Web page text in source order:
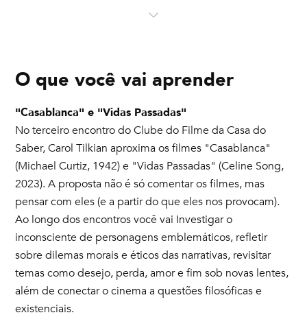
O que você vai aprender
"Casablanca" e "Vidas Passadas"
No terceiro encontro do Clube do Filme da Casa do
Saber, Carol Tilkian aproxima os filmes "Casablanca"
(Michael Curtiz, 1942) e "Vidas Passadas" (Celine Song,
2023). A proposta não é só comentar os filmes, mas
pensar com eles (e a partir do que eles nos provocam).
Ao longo dos encontros você vai Investigar o
inconsciente de personagens emblemáticos, refletir
sobre dilemas morais e éticos das narrativas, revisitar
temas como desejo, perda, amor e fim sob novas lentes,
além de conectar o cinema a questões filosóficas e
existenciais.